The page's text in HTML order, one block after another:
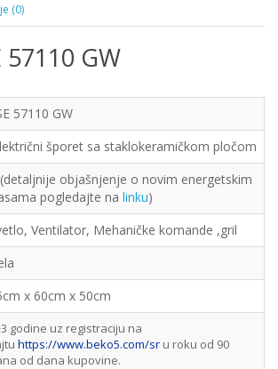
(0)
57110 GW
57110 GW
šporet sa staklokeramičkom pločom
objašnjenje o novim energetskim
pogledajte na linku)
Ventilator, Mehaničke komande ,gril
x 60cm x 50cm
godine uz registraciju na
https://www.beko5.com/sr u roku od 90
od dana kupovine.